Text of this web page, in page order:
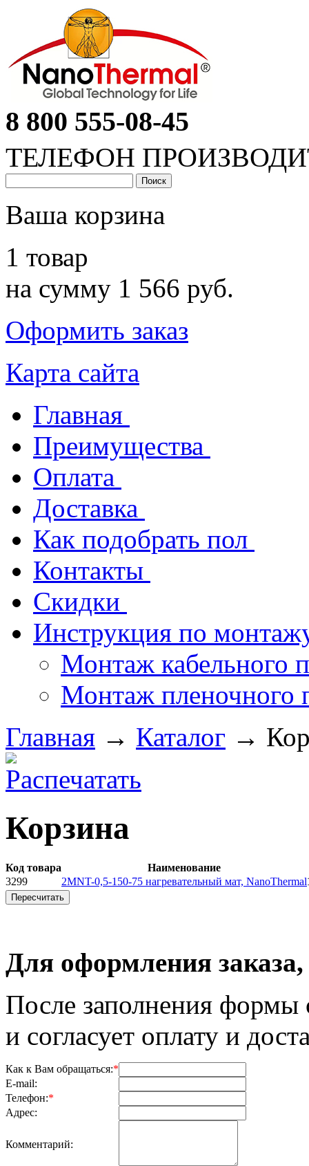
8 800 555-08-45
ТЕЛЕФОН
Ваша корзина
1 товар
на сумму 1 566 руб.
Оформить заказ
Карта сайта
Главная
Преимущества
Оплата
Доставка
Как подобрать пол
Контакты
Скидки
Инструкция по
Монтаж кабельного
Монтаж пленочного
Главная → Каталог →
Корзина
Код товара
Наименование
3299
2MNT-0,5-150-75 нагревательный мат, NanoThermal
Для оформления
После заполнения
и согласует оплату и
Как к Вам обращаться:*
E-mail:
Телефон:*
Адрес:
Комментарий: